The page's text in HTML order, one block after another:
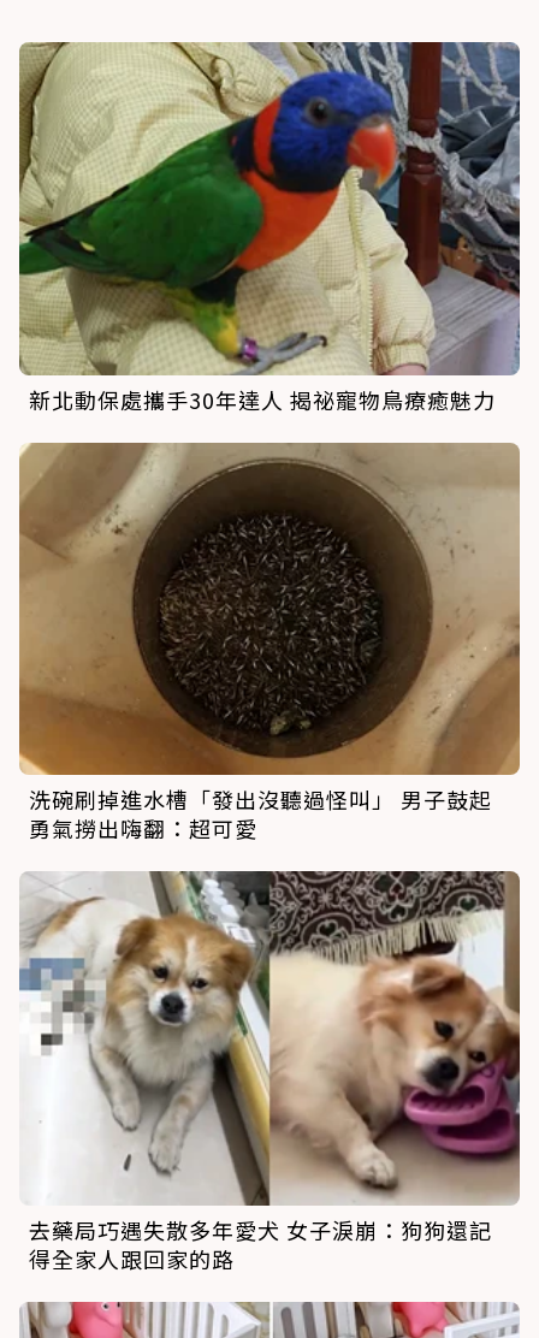
新北動保處攜手30年達人 揭祕寵物鳥療癒魅力
洗碗刷掉進水槽「發出沒聽過怪叫」 男子鼓起
勇氣撈出嗨翻：超可愛
去藥局巧遇失散多年愛犬 女子淚崩：狗狗還記
得全家人跟回家的路